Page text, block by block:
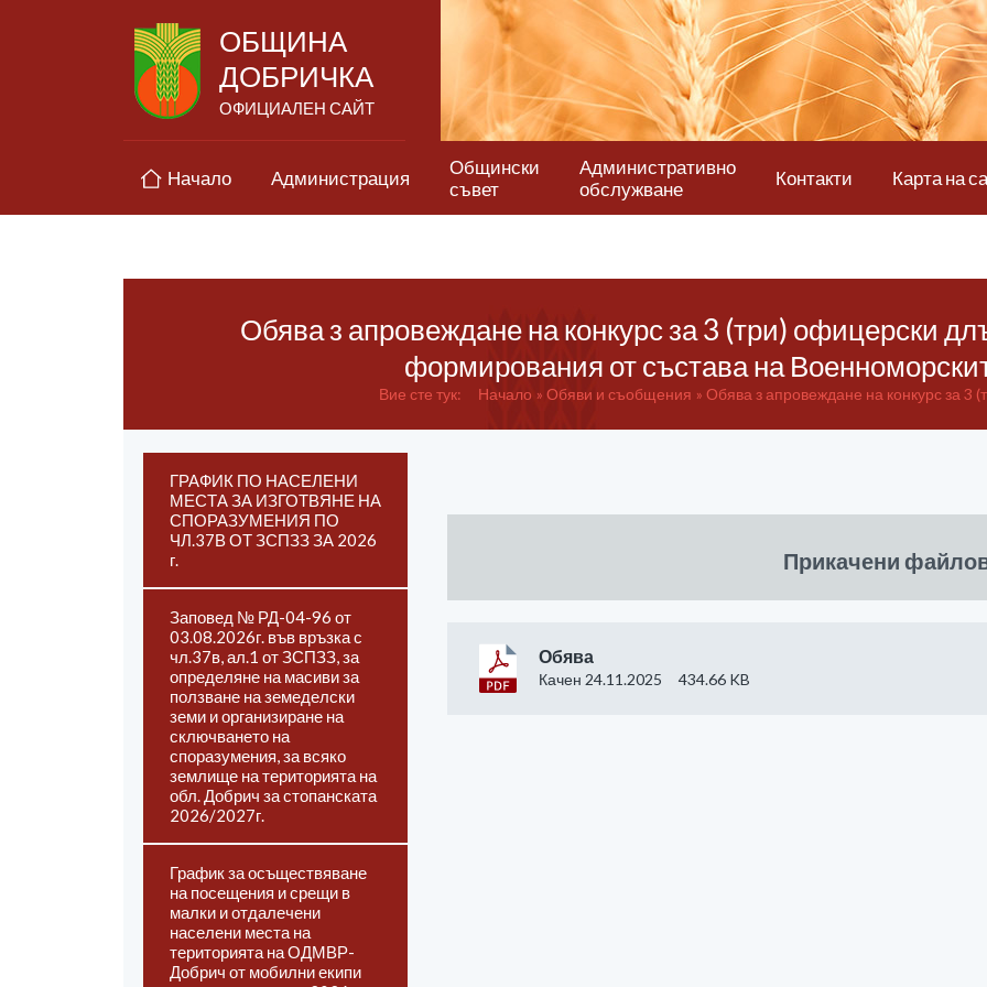
ОБЩИНА
ДОБРИЧКА
ОФИЦИАЛЕН САЙТ
Начало Администрация
Общински
съвет
Административно
обслужване
Контакти Карта на
Обява з апровеждане на конкурс за 3 (три) офицерски
формирования от състава на
Вие сте тук: Начало Обяви и съобщения Обява з апровеждане на конкурс за 3
ГРАФИК ПО НАСЕЛЕНИ
МЕСТА ЗА ИЗГОТВЯНЕ НА
СПОРАЗУМЕНИЯ ПО
ЧЛ.37В ОТ ЗСПЗЗ ЗА 2026
г.
Заповед № РД-04-96 от
03.08.2026г. във връзка с
чл.37в, ал.1 от ЗСПЗЗ, за
определяне на масиви за
ползване на земеделски
земи и организиране на
сключването на
споразумения, за всяко
землище на територията на
обл. Добрич за стопанската
2026/2027г.
График за осъществяване
на посещения и срещи в
малки и отдалечени
населени места на
територията на ОДМВР-
Добрич от мобилни екипи
Прикачени
Обява
Качен 24.11.2025 434.66 KB